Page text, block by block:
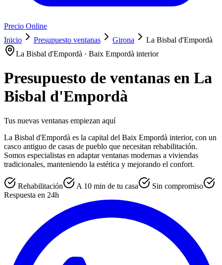
Precio Online
Inicio
Presupuesto ventanas Girona
La Bisbal d'Empordà
La Bisbal d'Empordà · Baix Empordà interior
Presupuesto de ventanas en La
Bisbal d'Empordà
Tus nuevas ventanas empiezan aquí
La Bisbal d'Empordà es la capital del Baix Empordà interior, con un
casco antiguo de casas de pueblo que necesitan rehabilitación.
Somos especialistas en adaptar ventanas modernas a viviendas
tradicionales, manteniendo la estética y mejorando el confort.
Rehabilitación A 10 min de tu casa
Sin compromiso
Respuesta en 24h